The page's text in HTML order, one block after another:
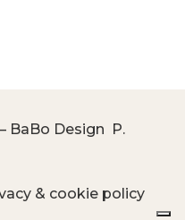
BaBo Design P.
& cookie policy